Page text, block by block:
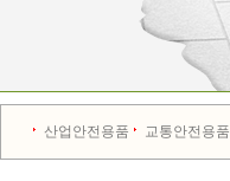
산업안전용품 교통안전용품